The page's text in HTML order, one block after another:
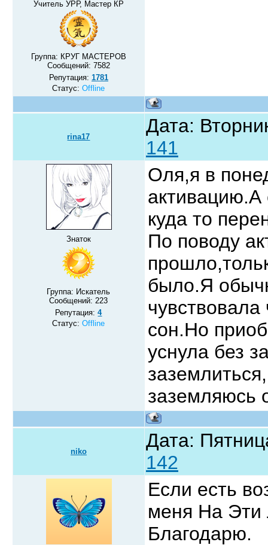
Учитель УРР, Мастер КР
Группа: КРУГ МАСТЕРОВ
Сообщений: 7582
Репутация: 1781
Статус:Offline
rina17
Дата:
141
Знаток
Группа: Искатель
Сообщений: 223
Репутация:4
Статус:Offline
Оля,я в
куда то
По поводу
было.Я
сон.Но
уснула без
заземляюсь
niko
Дата:
142
Если есть
меня На Эти
Благодарю.